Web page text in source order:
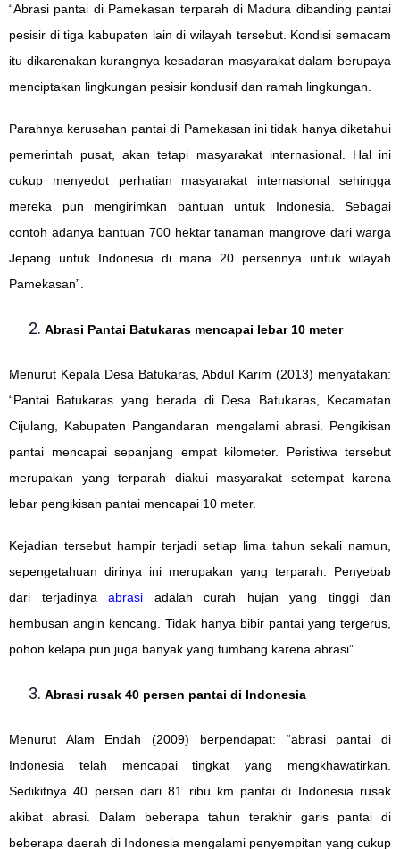
“Abrasi pantai di Pamekasan terparah di Madura dibanding pantai
pesisir di tiga kabupaten lain di wilayah tersebut. Kondisi semacam
itu dikarenakan kurangnya kesadaran masyarakat dalam berupaya
menciptakan lingkungan pesisir kondusif dan ramah lingkungan.
Parahnya kerusahan pantai di Pamekasan ini tidak hanya diketahui
pemerintah pusat, akan tetapi masyarakat internasional. Hal ini
cukup menyedot perhatian masyarakat internasional sehingga
mereka pun mengirimkan bantuan untuk Indonesia. Sebagai
contoh adanya bantuan 700 hektar tanaman mangrove dari warga
Jepang untuk Indonesia di mana 20 persennya untuk wilayah
Pamekasan”.
Abrasi Pantai Batukaras mencapai lebar 10 meter
Menurut Kepala Desa Batukaras, Abdul Karim (2013) menyatakan:
“Pantai Batukaras yang berada di Desa Batukaras, Kecamatan
Cijulang, Kabupaten Pangandaran mengalami abrasi. Pengikisan
pantai mencapai sepanjang empat kilometer. Peristiwa tersebut
merupakan yang terparah diakui masyarakat setempat karena
lebar pengikisan pantai mencapai 10 meter.
Kejadian tersebut hampir terjadi setiap lima tahun sekali namun,
sepengetahuan dirinya ini merupakan yang terparah. Penyebab
dari terjadinya abrasi adalah curah hujan yang tinggi dan
hembusan angin kencang. Tidak hanya bibir pantai yang tergerus,
pohon kelapa pun juga banyak yang tumbang karena abrasi”.
Abrasi rusak 40 persen pantai di Indonesia
Menurut Alam Endah (2009) berpendapat: “abrasi pantai di
Indonesia telah mencapai tingkat yang mengkhawatirkan.
Sedikitnya 40 persen dari 81 ribu km pantai di Indonesia rusak
akibat abrasi. Dalam beberapa tahun terakhir garis pantai di
beberapa daerah di Indonesia mengalami penyempitan yang cukup